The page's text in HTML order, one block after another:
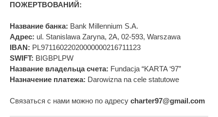
ПОЖЕРТВОВАНИЙ:
Название банка: Bank Millennium S.A.
Адрес: ul. Stanislawa Zaryna, 2A, 02-593, Warszawa
IBAN: PL97116022020000000216711123
SWIFT: BIGBPLPW
Название владельца счета: Fundacja “KARTA ‘97”
Назначение платежа: Darowizna na cele statutowe
Связаться с нами можно по адресу charter97@gmail.com